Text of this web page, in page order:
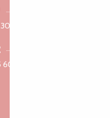
Lannuon
70